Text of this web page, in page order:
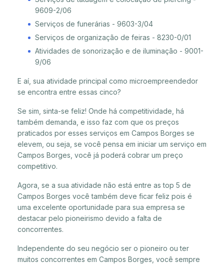
9609-2/06
Serviços de funerárias - 9603-3/04
Serviços de organização de feiras - 8230-0/01
Atividades de sonorização e de iluminação - 9001-
9/06
E aí, sua atividade principal como microempreendedor
se encontra entre essas cinco?
Se sim, sinta-se feliz! Onde há competitividade, há
também demanda, e isso faz com que os preços
praticados por esses serviços em Campos Borges se
elevem, ou seja, se você pensa em iniciar um serviço em
Campos Borges, você já poderá cobrar um preço
competitivo.
Agora, se a sua atividade não está entre as top 5 de
Campos Borges você também deve ficar feliz pois é
uma excelente oportunidade para sua empresa se
destacar pelo pioneirismo devido a falta de
concorrentes.
Independente do seu negócio ser o pioneiro ou ter
muitos concorrentes em Campos Borges, você sempre